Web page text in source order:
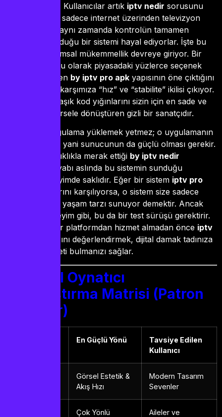
adı “Özgürlük”. Kullanıcılar artık iptv nedir sorusunu
sorduklarında, sadece internet üzerinden televizyon
izlemeyi değil, aynı zamanda kontrolün tamamen
kendilerinde olduğu bir sistemi hayal ediyorlar. İşte bu
noktada, yazılımsal mükemmellik devreye giriyor. Bir
teknoloji gurusu olarak piyasadaki yüzlerce seçenek
arasından neden by iptv pro apk yapısının öne çıktığını
incelediğimde, karşımıza “hız” ve “stabilite” ikilisi çıkıyor.
Bu APK, karmaşık kod yığınlarını sizin için en sade ve
en etkileyici görsele dönüştüren gizli bir sanatçıdır.
Sadece bir uygulama yüklemek yetmez; o uygulamanın
içindeki ruhun, yani sunucunun da güçlü olması gerekir.
Kullanıcıların sıklıkla merak ettiği by iptv nedir
sorusunun cevabı aslında bu sistemin sunduğu
bütünsel deneyimde saklıdır. Eğer bir sistem iptv pro
standartlarını karşılıyorsa, o sistem size sadece
kanal değil, bir yaşam tarzı sunuyor demektir. Ancak
her güzel deneyim gibi, bu da bir test sürüşü gerektirir.
Profesyonel bir platformdan hizmet almadan önce iptv
imkanlarını değerlendirmek, dijital damak tadınıza
en uygun lezzeti bulmanızı sağlar.
Dijital Oynatıcı
Karşılaştırma Matrisi (Patron
Terimler)
En Güçlü Yönü
Tavsiye Edilen
Kullanıcı
Görsel Estetik &
Akış Hızı
Modern Tasarım
Sevenler
Çok Yönlü
Aileler ve